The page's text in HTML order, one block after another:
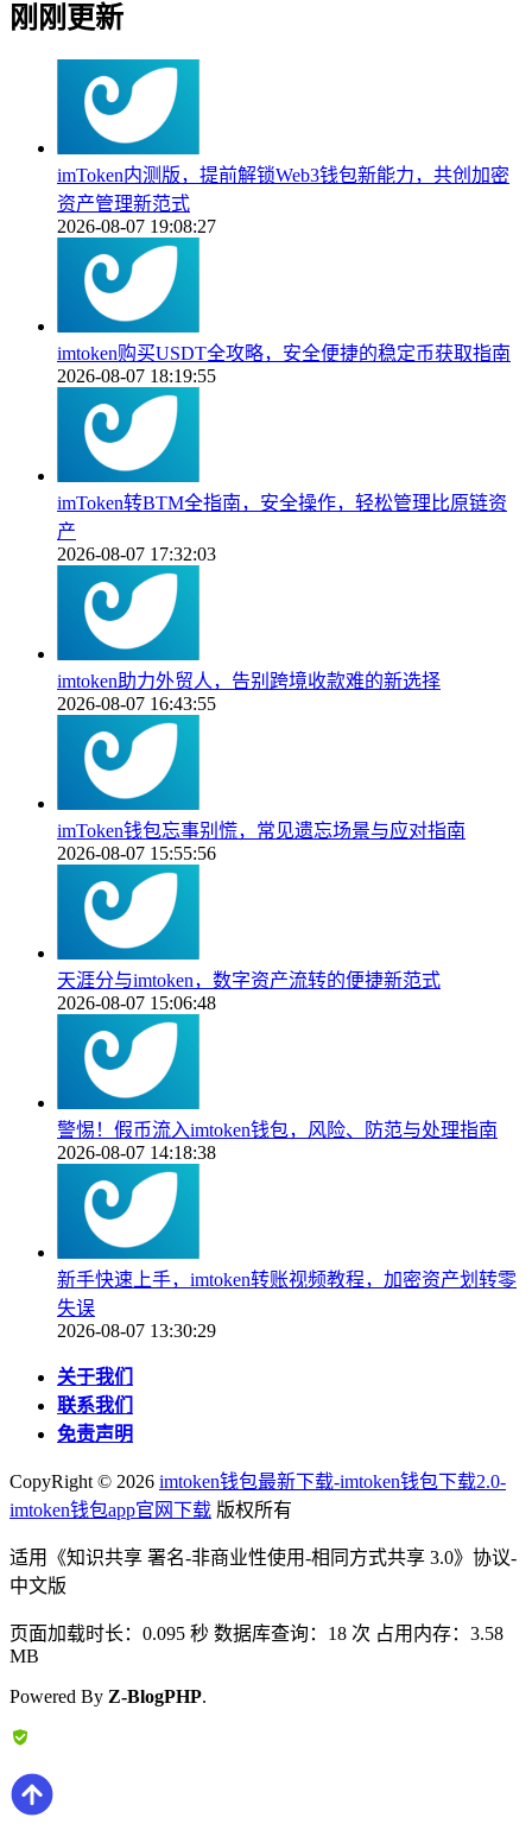
刚刚更新
imToken内测版，提前解锁Web3钱包新能力，共创加密
资产管理新范式
2026-08-07 19:08:27
imtoken购买USDT全攻略，安全便捷的稳定币获取指南
2026-08-07 18:19:55
imToken转BTM全指南，安全操作，轻松管理比原链资
产
2026-08-07 17:32:03
imtoken助力外贸人，告别跨境收款难的新选择
2026-08-07 16:43:55
imToken钱包忘事别慌，常见遗忘场景与应对指南
2026-08-07 15:55:56
天涯分与imtoken，数字资产流转的便捷新范式
2026-08-07 15:06:48
警惕！假币流入imtoken钱包，风险、防范与处理指南
2026-08-07 14:18:38
新手快速上手，imtoken转账视频教程，加密资产划转零
失误
2026-08-07 13:30:29
关于我们
联系我们
免责声明
CopyRight © 2026 imtoken钱包最新下载-imtoken钱包下载2.0-
imtoken钱包app官网下载 版权所有
适用《知识共享 署名-非商业性使用-相同方式共享 3.0》协议-
中文版
页面加载时长：0.095 秒 数据库查询：18 次 占用内存：3.58
MB
Powered By Z-BlogPHP.